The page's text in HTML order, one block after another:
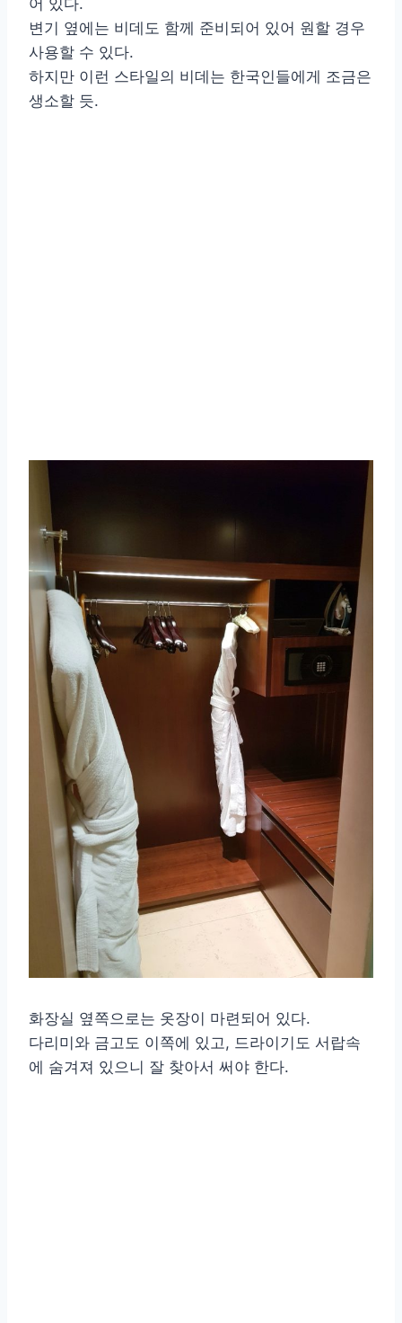
변기 옆에는 비데도 함께 준비되어 있어 원할 경우
사용할 수 있다.
하지만 이런 스타일의 비데는 한국인들에게 조금은
생소할 듯.
화장실 옆쪽으로는 옷장이 마련되어 있다.
다리미와 금고도 이쪽에 있고, 드라이기도 서랍속
에 숨겨져 있으니 잘 찾아서 써야 한다.